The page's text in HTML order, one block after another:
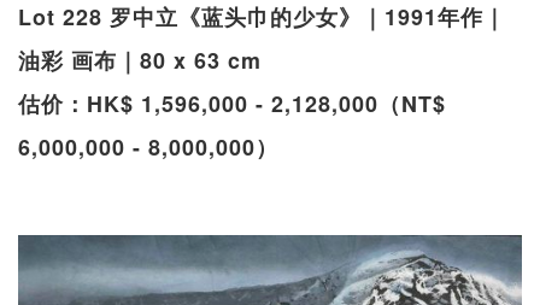
Lot 228 罗中立《蓝头巾的少女》｜1991年作｜
油彩 画布｜80 x 63 cm
估价：HK$ 1,596,000 - 2,128,000（NT$
6,000,000 - 8,000,000）